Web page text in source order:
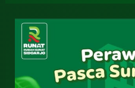
Rumah
Sunat
Bayi
Aman